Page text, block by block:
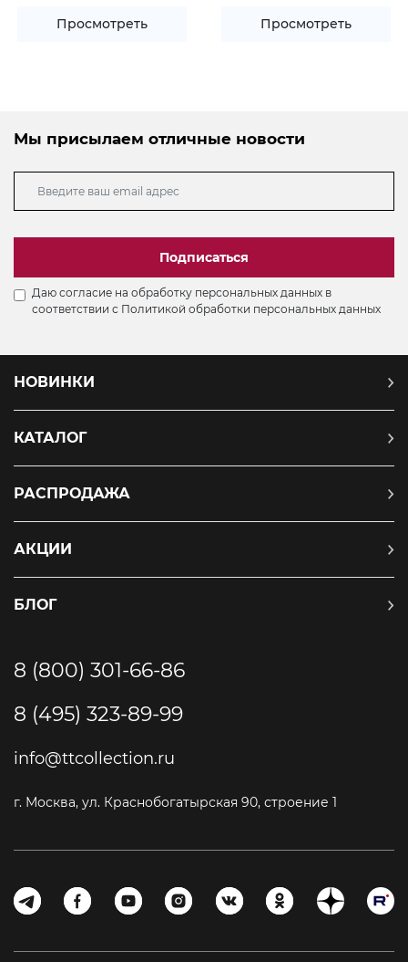
Просмотреть Просмотреть
Мы присылаем отличные новости
Подписаться
Даю согласие на обработку персональных данных в
соответствии с Политикой обработки персональных данных
НОВИНКИ
КАТАЛОГ
РАСПРОДАЖА
АКЦИИ
БЛОГ
8 (800) 301-66-86
8 (495) 323-89-99
info@ttcollection.ru
г. Москва, ул. Краснобогатырская 90, строение 1